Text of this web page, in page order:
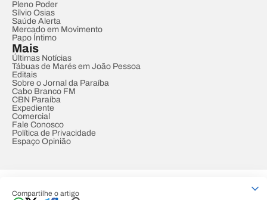
Compartilhe o artigo
Pleno Poder
Sílvio Osias
Saúde Alerta
Mercado em Movimento
Papo Íntimo
Mais
Últimas Notícias
Tábuas de Marés em João Pessoa
Editais
Sobre o Jornal da Paraíba
Cabo Branco FM
CBN Paraíba
Expediente
Comercial
Fale Conosco
Política de Privacidade
Espaço Opinião